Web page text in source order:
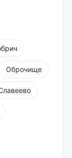
Оброчище